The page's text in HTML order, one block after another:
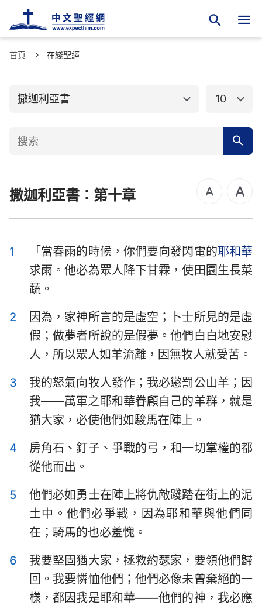
首頁 在綫聖經
撒迦利亞書
舊約聖經
創世記
申命記
撒母耳記上
歷代志上 歷代志下
以斯拉記 尼希米記
詩篇 箴言
傳道書 雅歌
以賽亞書 耶利米書
耶利米哀歌 以西結書
約珥書 阿摩司書
彌迦書 那鴻書
哈巴谷書 西番雅書
哈該書 撒迦利亞書
瑪拉基書
10
撒迦利亞書：第十章
1 「當春雨的時候，你們要向發閃電的耶和華
求雨。他必為眾人降下甘霖，使田園生長菜
蔬。
2
因為，家神所言的是虛空；卜士所見的是虛
假；做夢者所說的是假夢。他們白白地安慰
人，所以眾人如羊流離，因無牧人就受苦。
3
我的怒氣向牧人發作；我必懲罰公山羊；因
我——萬軍之耶和華眷顧自己的羊群，就是
猶大家，必使他們如駿馬在陣上。
4
房角石、釘子、爭戰的弓，和一切掌權的都
從他而出。
5
他們必如勇士在陣上將仇敵踐踏在街上的泥
土中。他們必爭戰，因為耶和華與他們同
在；騎馬的也必羞愧。
6
我要堅固猶大家，拯救約瑟家，要領他們歸
回。我要憐恤他們；他們必像未曾棄絕的一
樣，都因我是耶和華——他們的神，我必應